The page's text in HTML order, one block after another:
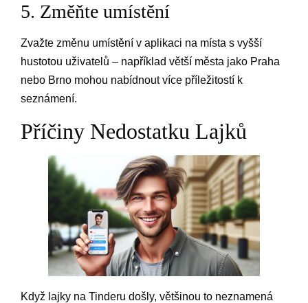
5. Změňte umístění
Zvažte změnu umístění v aplikaci na místa s vyšší
hustotou uživatelů – například větší města jako Praha
nebo Brno mohou nabídnout více příležitostí k
seznámení.
Příčiny Nedostatku Lajků
Když lajky na Tinderu došly, většinou to neznamená